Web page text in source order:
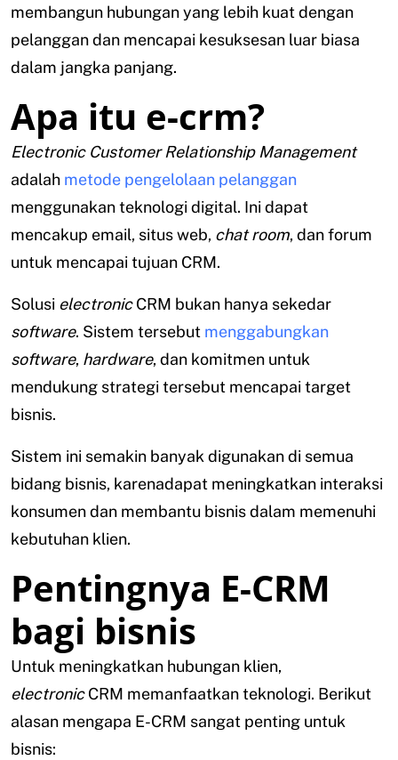
membangun hubungan yang lebih kuat dengan
pelanggan dan mencapai kesuksesan luar biasa
dalam jangka panjang.
Apa itu e-crm?
Electronic Customer Relationship Management
adalah metode pengelolaan pelanggan
menggunakan teknologi digital. Ini dapat
mencakup email, situs web, chat room, dan forum
untuk mencapai tujuan CRM.
Solusi electronicCRM bukan hanya sekedar
software. Sistem tersebut menggabungkan
software, hardware, dan komitmen untuk
mendukung strategi tersebut mencapai target
bisnis.
Sistem ini semakin banyak digunakan di semua
bidang bisnis, karenadapat meningkatkan interaksi
konsumen dan membantu bisnis dalam memenuhi
kebutuhan klien.
Pentingnya E-CRM
bagi bisnis
Untuk meningkatkan hubungan klien,
electronicCRM memanfaatkan teknologi. Berikut
alasan mengapa E-CRM sangat penting untuk
bisnis: